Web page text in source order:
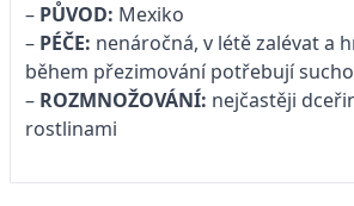
– PŮVOD: Mexiko
– PÉČE: nenáročná, v létě zalévat a
během přezimování potřebují sucho
– ROZMNOŽOVÁNÍ: nejčastěji
rostlinami